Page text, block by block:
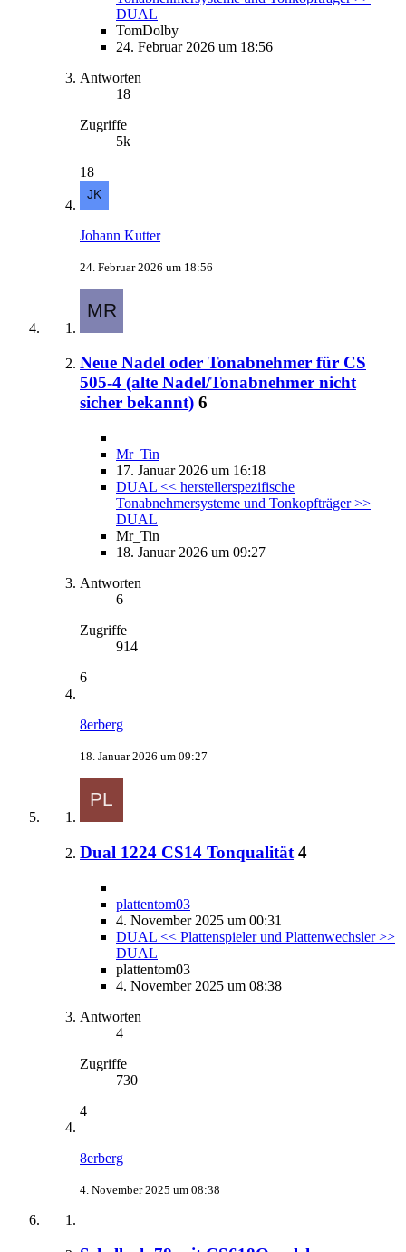
DUAL
TomDolby
24. Februar 2026 um 18:56
Antworten
18
Zugriffe
5k
18
Johann Kutter
24. Februar 2026 um 18:56
Neue Nadel oder Tonabnehmer für CS
505-4 (alte Nadel/Tonabnehmer nicht
sicher bekannt) 6
Mr_Tin
17. Januar 2026 um 16:18
DUAL << herstellerspezifische
Tonabnehmersysteme und Tonkopfträger >>
DUAL
Mr_Tin
18. Januar 2026 um 09:27
Antworten
6
Zugriffe
914
6
8erberg
18. Januar 2026 um 09:27
Dual 1224 CS14 Tonqualität 4
plattentom03
4. November 2025 um 00:31
DUAL << Plattenspieler und Plattenwechsler >>
DUAL
plattentom03
4. November 2025 um 08:38
Antworten
4
Zugriffe
730
4
8erberg
4. November 2025 um 08:38